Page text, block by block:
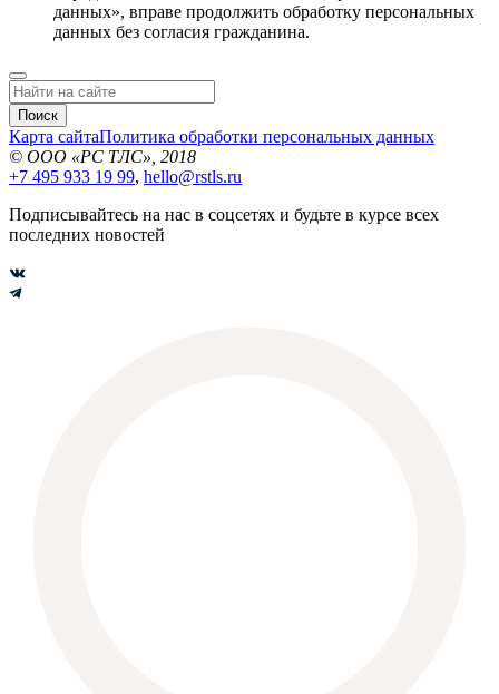
данных», вправе продолжить обработку персональных
данных без согласия гражданина.
Поиск
Карта сайтаПолитика обработки персональных данных
© ООО «РС ТЛС», 2018
+7 495 933 19 99, hello@rstls.ru
Подписывайтесь на нас в соцсетях и будьте в курсе всех
последних новостей